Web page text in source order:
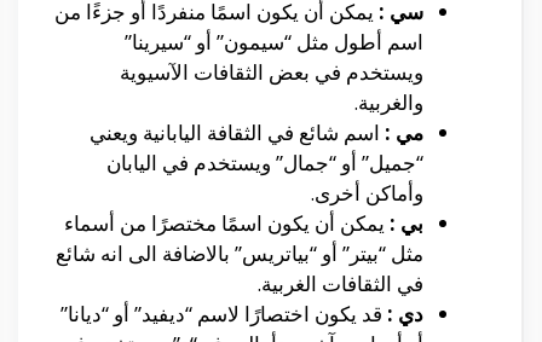
سي : يمكن أن يكون اسمًا منفردًا أو جزءًا من
اسم أطول مثل “سيمون” أو “سيرينا”
ويستخدم في بعض الثقافات الآسيوية
والغربية.
مي : اسم شائع في الثقافة اليابانية ويعني
“جميل” أو “جمال” ويستخدم في اليابان
وأماكن أخرى.
بي : يمكن أن يكون اسمًا مختصرًا من أسماء
مثل “بيتر” أو “بياتريس” بالاضافة الى انه شائع
في الثقافات الغربية.
دي : قد يكون اختصارًا لاسم “ديفيد” أو “ديانا”